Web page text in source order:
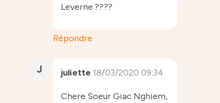
Leverne ????
Répondre
J juliette 18/03/2020 09:34
Chere Soeur Giac Nghiem,